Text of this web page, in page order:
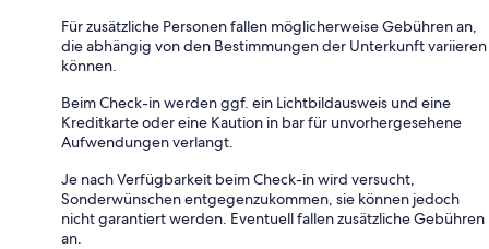
Für zusätzliche Personen fallen möglicherweise Gebühren an,
die abhängig von den Bestimmungen der Unterkunft variieren
können.
Beim Check-in werden ggf. ein Lichtbildausweis und eine
Kreditkarte oder eine Kaution in bar für unvorhergesehene
Aufwendungen verlangt.
Je nach Verfügbarkeit beim Check-in wird versucht,
Sonderwünschen entgegenzukommen, sie können jedoch
nicht garantiert werden. Eventuell fallen zusätzliche Gebühren
an.